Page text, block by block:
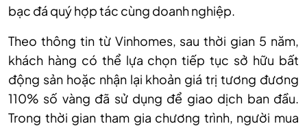
bạc đá quý hợp tác cùng doanh nghiệp.
Theo thông tin từ Vinhomes, sau thời gian 5 năm,
khách hàng có thể lựa chọn tiếp tục sở hữu bất
động sản hoặc nhận lại khoản giá trị tương đương
110% số vàng đã sử dụng để giao dịch ban đầu.
Trong thời gian tham gia chương trình, người mua